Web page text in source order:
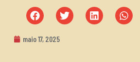
maio 17, 2025